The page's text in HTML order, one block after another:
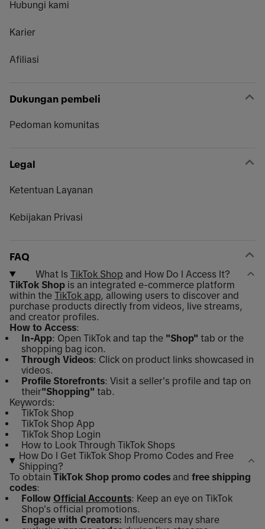
Hubungi kami
Karier
Afiliasi
Dukungan pembeli
Pedoman komunitas
Legal
Ketentuan Layanan
Kebijakan Privasi
FAQ
What Is TikTok Shop and How Do I Access It?
TikTok Shop is an integrated e-commerce platform
within the TikTok app, allowing users to discover and
purchase products directly from videos, live streams,
and creator profiles.
How to Access:
In-App: Open TikTok and tap the "Shop" tab or the
shopping bag icon.
Through Videos: Click on product links showcased in
videos.
Profile Storefronts: Visit a seller's profile and tap on
their"Shopping" tab.
Keywords:
TikTok Shop
TikTok Shop App
TikTok Shop Login
How to Look Through TikTok Shops
How Do I Get TikTok Shop Promo Codes and Free
Shipping?
To obtain TikTok Shop promo codes and free shipping
codes:
Follow Official Accounts: Keep an eye on TikTok
Shop's official promotions.
Engage with Creators: Influencers may share